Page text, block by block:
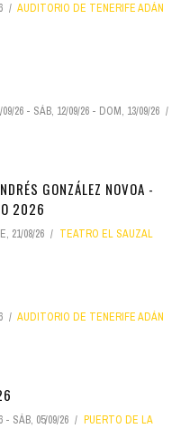
AUDITORIO DE TENERIFE ADÁN
26 - SÁB, 12/09/26 - DOM, 13/09/26
GONZÁLEZ NOVOA -
2026
21/08/26 TEATRO EL SAUZAL
AUDITORIO DE TENERIFE ADÁN
- SÁB, 05/09/26
PUERTO DE LA